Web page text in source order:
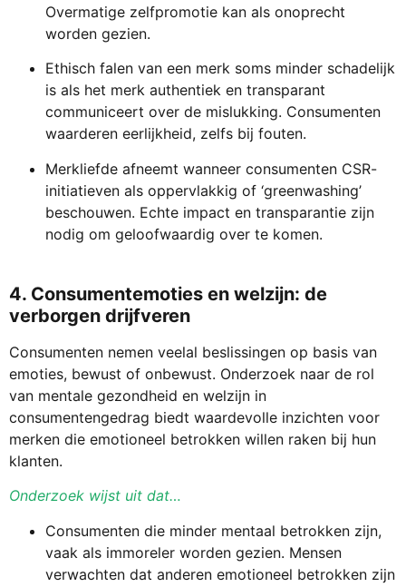
Overmatige zelfpromotie kan als onoprecht
worden gezien.
Ethisch falen van een merk soms minder schadelijk
is als het merk authentiek en transparant
communiceert over de mislukking. Consumenten
waarderen eerlijkheid, zelfs bij fouten.
Merkliefde afneemt wanneer consumenten CSR-
initiatieven als oppervlakkig of ‘greenwashing’
beschouwen. Echte impact en transparantie zijn
nodig om geloofwaardig over te komen.
4. Consumentemoties en welzijn: de
verborgen drijfveren
Consumenten nemen veelal beslissingen op basis van
emoties, bewust of onbewust. Onderzoek naar de rol
van mentale gezondheid en welzijn in
consumentengedrag biedt waardevolle inzichten voor
merken die emotioneel betrokken willen raken bij hun
klanten.
Onderzoek wijst uit dat…
Consumenten die minder mentaal betrokken zijn,
vaak als immoreler worden gezien. Mensen
verwachten dat anderen emotioneel betrokken zijn